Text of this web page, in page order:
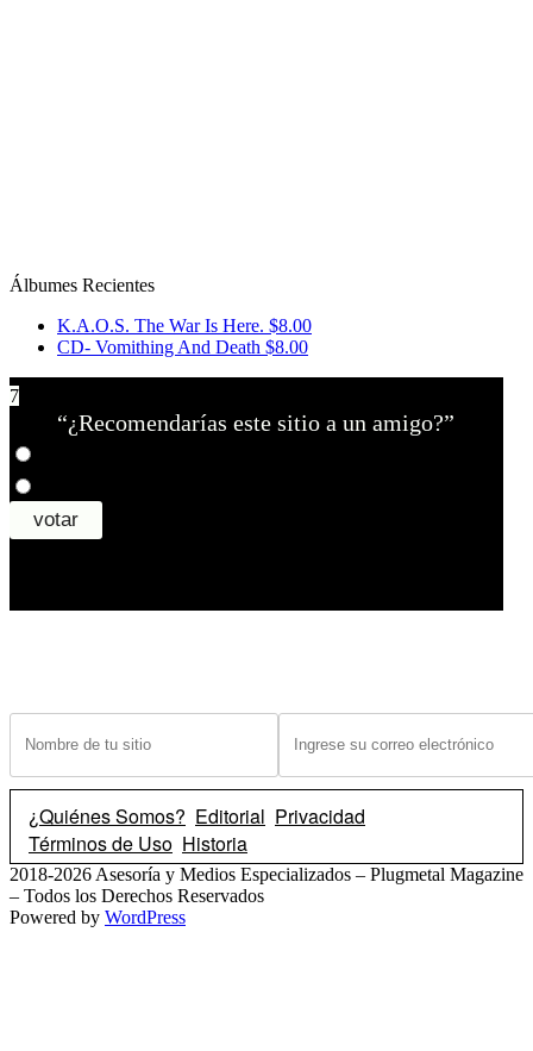
Álbumes Recientes
K.A.O.S. The War Is Here. $8.00
CD- Vomithing And Death $8.00
7
“¿Recomendarías este sitio a un amigo?”
¿Quiénes Somos? Editorial Privacidad
Términos de Uso Historia
2018-2026 Asesoría y Medios Especializados – Plugmetal Magazine
– Todos los Derechos Reservados
Powered by WordPress